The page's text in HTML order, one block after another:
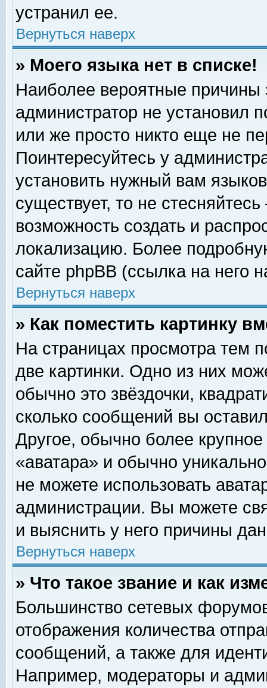
устранил ее.
Вернуться наверх
» Моего языка нет в списке!
Наиболее вероятные причины
администратор не установил
или же просто никто еще не
Поинтересуйтесь у
установить нужный вам
существует, то не
возможность создать и
локализацию. Более
сайте phpBB (ссылка на него
Вернуться наверх
» Как поместить картинку
На страницах просмотра тем
две картинки. Одно из них
обычно это звёздочки,
сколько сообщений вы
Другое, обычно более
«аватара» и обычно
не можете использовать
администрации. Вы можете
и выяснить у него причины
Вернуться наверх
» Что такое звание и как
Большинство сетевых
отображения количества
сообщений, а также для
Например, модераторы и